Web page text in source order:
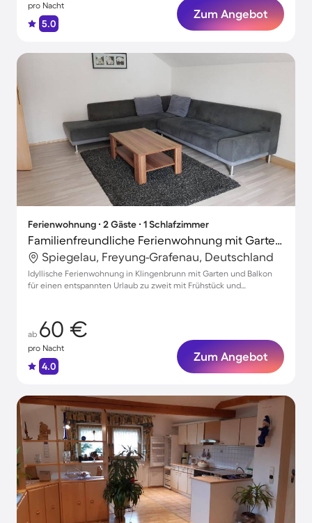
pro Nacht
5.0
Zum Angebot
Ferienwohnung ∙ 2 Gäste ∙ 1 Schlafzimmer
Familienfreundliche Ferienwohnung mit Garten, Grill und Terrasse | Haustierfreundlich
Spiegelau, Freyung-Grafenau, Deutschland
Idyllische Ferienwohnung in Klingenbrunn mit Garten und Balkon
für einen entspannten Urlaub zu zweit mit Frühstück und
ab 60 €
pro Nacht
4.0
Zum Angebot